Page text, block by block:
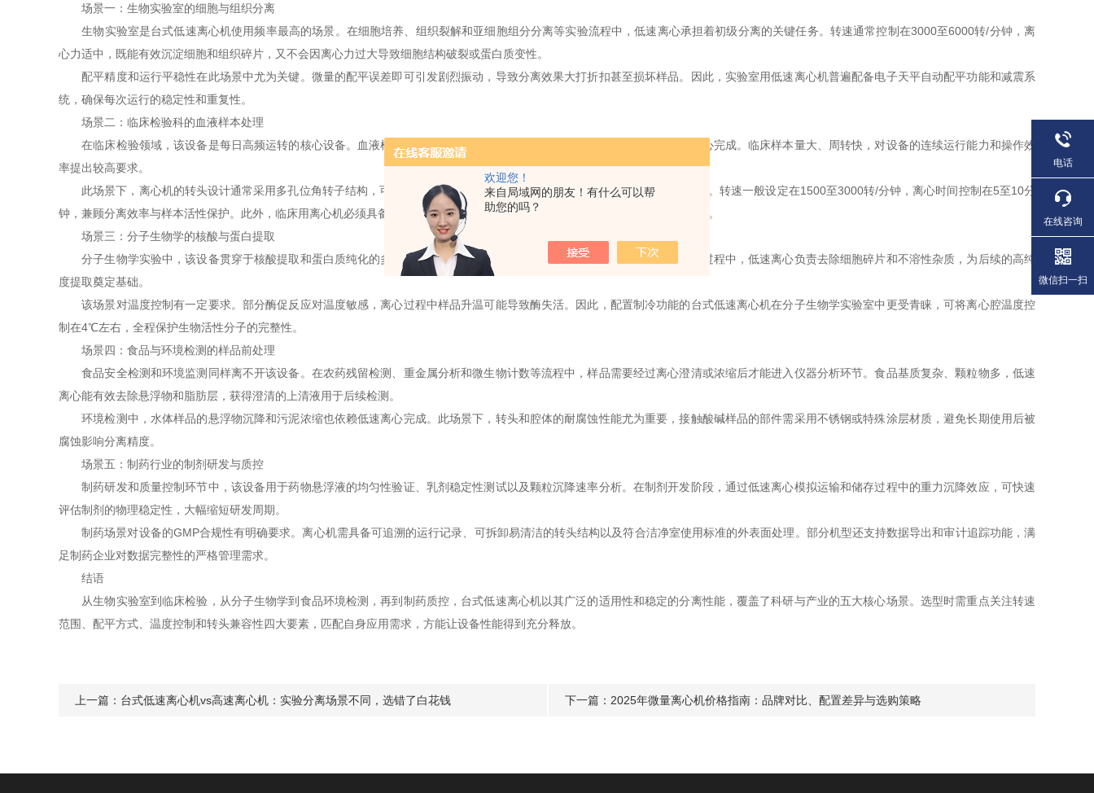
欢迎您！
来自局域网的朋友！有什么可以帮
助您的吗？
场景一：生物实验室的细胞与组织分离
生物实验室是台式低速离心机使用频率最高的场景。在细胞培养、组织裂解和亚细胞组分分离等实验流程中，低速离心承担着初级分离的关键任务。转速通常控制在3000至6000转/分钟，离
心力适中，既能有效沉淀细胞和组织碎片，又不会因离心力过大导致细胞结构破裂或蛋白质变性。
配平精度和运行平稳性在此场景中尤为关键。微量的配平误差即可引发剧烈振动，导致分离效果大打折扣甚至损坏样品。因此，实验室用低速离心机普遍配备电子天平自动配平功能和减震系
统，确保每次运行的稳定性和重复性。
场景二：临床检验科的血液样本处理
在临床检验领域，该设备是每日高频运转的核心设备。血液样本的血清分离、血浆制备以及尿液沉渣浓缩，全部依赖低速离心完成。临床样本量大、周转快，对设备的连续运行能力和操作效
率提出较高要求。
此场景下，离心机的转头设计通常采用多孔位角转子结构，可同时处理8至12支试管，单次运行即可完成一批样本的血清分离。转速一般设定在1500至3000转/分钟，离心时间控制在5至10分
钟，兼顾分离效率与样本活性保护。此外，临床用离心机必须具备紧急制动和门盖联锁功能，防止运行中误开盖造成生物安全风险。
场景三：分子生物学的核酸与蛋白提取
分子生物学实验中，该设备贯穿于核酸提取和蛋白质纯化的多个环节。在细胞裂解后的初步澄清、沉淀收集以及缓冲液置换过程中，低速离心负责去除细胞碎片和不溶性杂质，为后续的高纯
度提取奠定基础。
该场景对温度控制有一定要求。部分酶促反应对温度敏感，离心过程中样品升温可能导致酶失活。因此，配置制冷功能的台式低速离心机在分子生物学实验室中更受青睐，可将离心腔温度控
制在4℃左右，全程保护生物活性分子的完整性。
场景四：食品与环境检测的样品前处理
食品安全检测和环境监测同样离不开该设备。在农药残留检测、重金属分析和微生物计数等流程中，样品需要经过离心澄清或浓缩后才能进入仪器分析环节。食品基质复杂、颗粒物多，低速
离心能有效去除悬浮物和脂肪层，获得澄清的上清液用于后续检测。
环境检测中，水体样品的悬浮物沉降和污泥浓缩也依赖低速离心完成。此场景下，转头和腔体的耐腐蚀性能尤为重要，接触酸碱样品的部件需采用不锈钢或特殊涂层材质，避免长期使用后被
腐蚀影响分离精度。
场景五：制药行业的制剂研发与质控
制药研发和质量控制环节中，该设备用于药物悬浮液的均匀性验证、乳剂稳定性测试以及颗粒沉降速率分析。在制剂开发阶段，通过低速离心模拟运输和储存过程中的重力沉降效应，可快速
评估制剂的物理稳定性，大幅缩短研发周期。
制药场景对设备的GMP合规性有明确要求。离心机需具备可追溯的运行记录、可拆卸易清洁的转头结构以及符合洁净室使用标准的外表面处理。部分机型还支持数据导出和审计追踪功能，满
足制药企业对数据完整性的严格管理需求。
结语
从生物实验室到临床检验，从分子生物学到食品环境检测，再到制药质控，台式低速离心机以其广泛的适用性和稳定的分离性能，覆盖了科研与产业的五大核心场景。选型时需重点关注转速
范围、配平方式、温度控制和转头兼容性四大要素，匹配自身应用需求，方能让设备性能得到充分释放。
上一篇： 台式低速离心机vs高速离心机：实验分离场景不同，选错了白花钱 下一篇： 2025年微量离心机价格指南：品牌对比、配置差异与选购策略
电话
在线咨询
微信扫一扫